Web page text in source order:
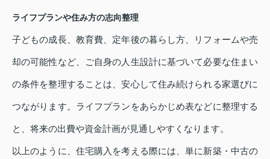
ライフプランや住み方の志向整理
子どもの成長、教育費、定年後の暮らし方、リフォームや売
却の可能性など、ご自身の人生設計に基づいて必要な住まい
の条件を整理することは、安心して住み続けられる家選びに
つながります。ライフプランをあらかじめ表などに整理する
と、将来の出費や資金計画が見通しやすくなります。
以上のように、住宅購入を考える際には、単に新築・中古の